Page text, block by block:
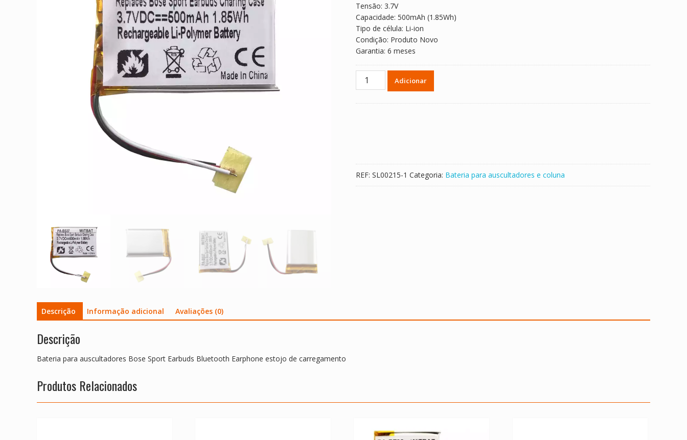
Tensão: 3.7V
Capacidade: 500mAh (1.85Wh)
Tipo de célula: Li-ion
Condição: Produto Novo
Garantia: 6 meses
Quantidade
Bluetooth
Earphone
estojo
Adicionar
REF: SL00215-1 Categoria: Bateria para auscultadores e coluna
Descrição Informação adicional Avaliações (0)
Descrição
Bateria para auscultadores Bose Sport Earbuds Bluetooth Earphone estojo de carregamento
Produtos Relacionados